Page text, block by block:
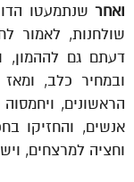
ואחר שנתמעטו
שולחנות, לאמור
דעתם גם לההמון,
ובמחיר כלב,
הראשונים,
אנשים, והחזיקו
וחציה למרצחים,